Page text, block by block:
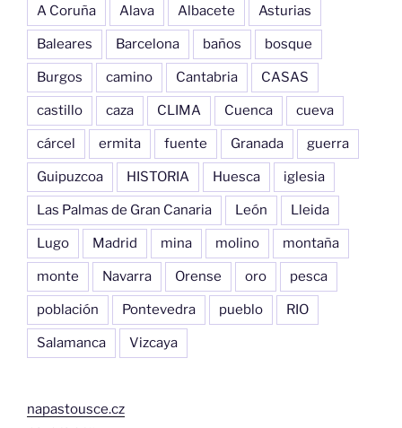
A Coruña Alava Albacete Asturias
Baleares Barcelona baños bosque
Burgos camino Cantabria CASAS
castillo caza CLIMA Cuenca cueva
cárcel ermita fuente Granada guerra
Guipuzcoa HISTORIA Huesca iglesia
Las Palmas de Gran Canaria León Lleida
Lugo Madrid mina molino montaña
monte Navarra Orense oro pesca
población Pontevedra pueblo RIO
Salamanca Vizcaya
napastousce.cz